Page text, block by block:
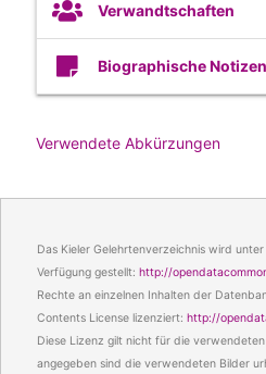
Verwandtschaften
Biographische Notizen
Verwendete Abkürzungen
Das Kieler Gelehrtenverzeichnis wird
Verfügung gestellt: http://
Rechte an einzelnen Inhalten der
Contents License lizenziert: http://
Diese Lizenz gilt nicht für die
angegeben sind die verwendeten Bilder